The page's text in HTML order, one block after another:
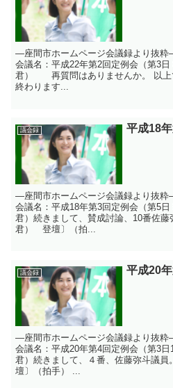
—座間市ホームページ会議録より抜粋
会議名：平成22年第2回定例会（第3
君） 再質問はありませんか。 以上
終わります...
議会録 平成18
—座間市ホームページ会議録より抜粋
会議名：平成18年第3回定例会（第5
君）続きまして、賛成討論、10番佐
君） 登壇〕（拍...
議会録 平成20
—座間市ホームページ会議録より抜粋
会議名：平成20年第4回定例会（第3
君）続きまして、４番、佐藤弥斗議
壇〕（拍手） ...